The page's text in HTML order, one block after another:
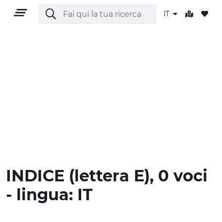
IT
CULTURA
INDICE (lettera E), 0 voci
- lingua: IT